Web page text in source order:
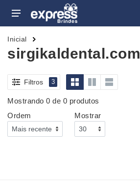
Inicial
sirgikaldental.com
Filtros 3
Mostrando 0 de 0 produtos
Ordem
Mostrar